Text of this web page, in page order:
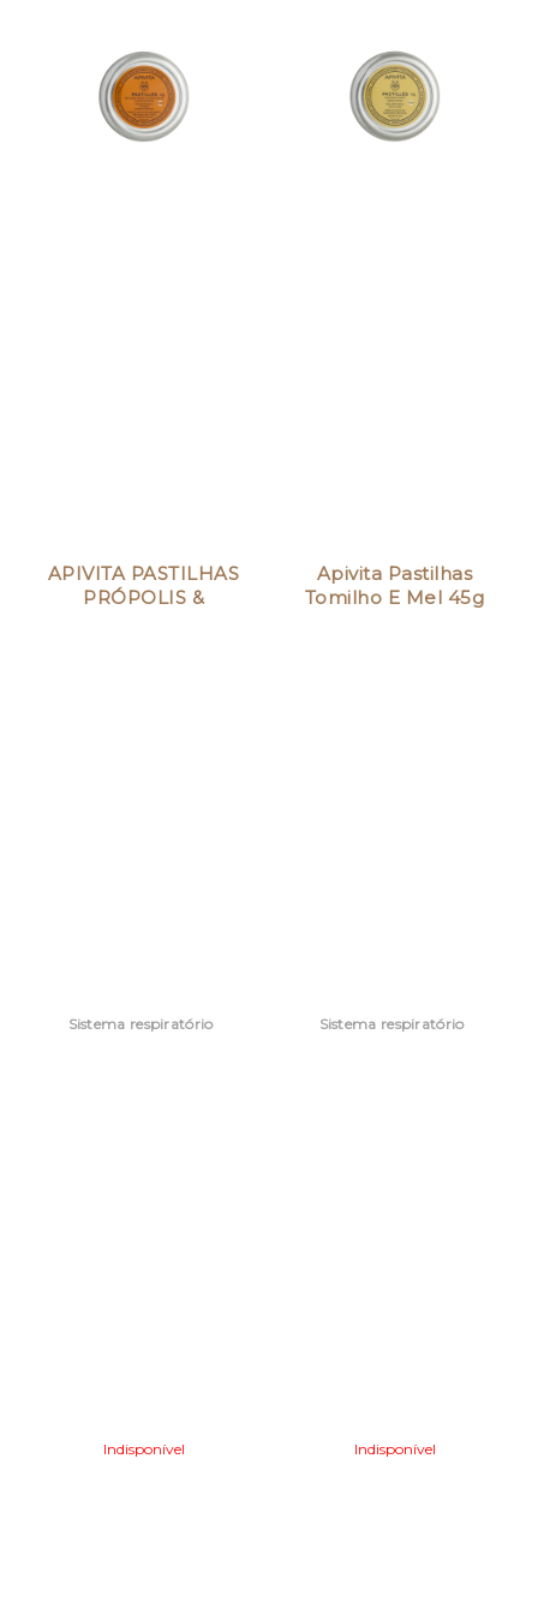
APIVITA PASTILHAS
PRÓPOLIS &
Sistema respiratório
Indisponível
Apivita Pastilhas
Tomilho E Mel 45g
Sistema respiratório
Indisponível